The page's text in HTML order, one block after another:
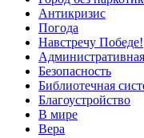
Антикризис
Погода
Навстречу Победе!
Безопасность
Библиотечная
Благоустройство
В мире
Вера